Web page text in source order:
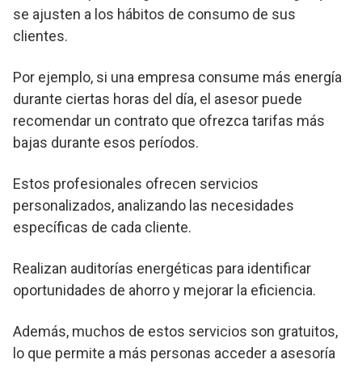
se ajusten a los hábitos de consumo de sus
clientes.
Por ejemplo, si una empresa consume más energía
durante ciertas horas del día, el asesor puede
recomendar un contrato que ofrezca tarifas más
bajas durante esos períodos.
Estos profesionales ofrecen servicios
personalizados, analizando las necesidades
específicas de cada cliente.
Realizan auditorías energéticas para identificar
oportunidades de ahorro y mejorar la eficiencia.
Además, muchos de estos servicios son gratuitos,
lo que permite a más personas acceder a asesoría